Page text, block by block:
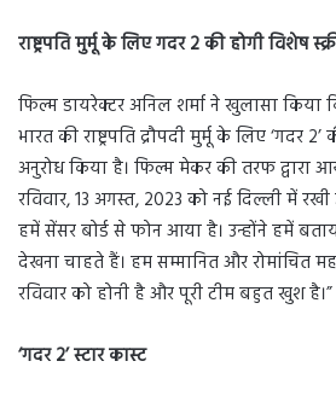
राष्ट्रपति मुर्मू के लिए गदर2की होगी विशेष
फिल्म डायरेक्टर अनिल शर्मा ने खुलासा किया
भारत की राष्ट्रपति द्रौपदी मुर्मू के लिए ‘गदर
अनुरोध किया है। फिल्म मेकर की तरफ द्वारा
रविवार, 13 अगस्त, 2023 को नई दिल्ली में
हमें सेंसर बोर्ड से फोन आया है। उन्होंने हमें
देखना चाहते हैं। हम सम्मानित और रोमांचित
रविवार को होनी है और पूरी टीम बहुत खुश है।”
‘गदर 2’स्टार कास्ट